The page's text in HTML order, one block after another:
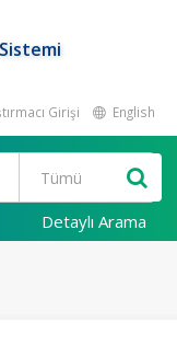
Girişi English
Detaylı Arama